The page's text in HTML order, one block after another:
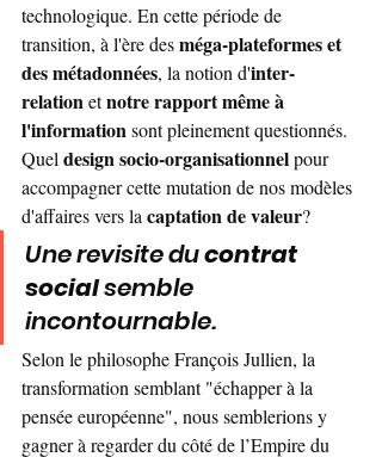
technologique. En cette période de
transition, à l'ère des méga-plateformes et
des métadonnées, la notion d'inter-
relation et notre rapport même à
l'information sont pleinement questionnés.
Quel design socio-organisationnel pour
accompagner cette mutation de nos modèles
d'affaires vers la captation de valeur?
Une revisite du contrat
social semble
incontournable.
Selon le philosophe François Jullien, la
transformation semblant "échapper à la
pensée européenne", nous semblerions y
gagner à regarder du côté de l’Empire du